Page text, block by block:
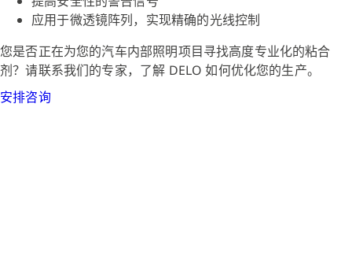
应用于微透镜阵列，实现精确的光线控制
您是否正在为您的汽车内部照明项目寻找高度专业化的粘合
剂？请联系我们的专家，了解 DELO 如何优化您的生产。
安排咨询